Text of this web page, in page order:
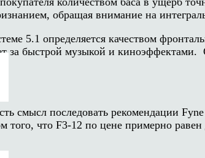
обращая внимание на
5.1 определяется качеством
за быстрой музыкой и
смысл последовать рекомендации
что F3-12 по цене примерно